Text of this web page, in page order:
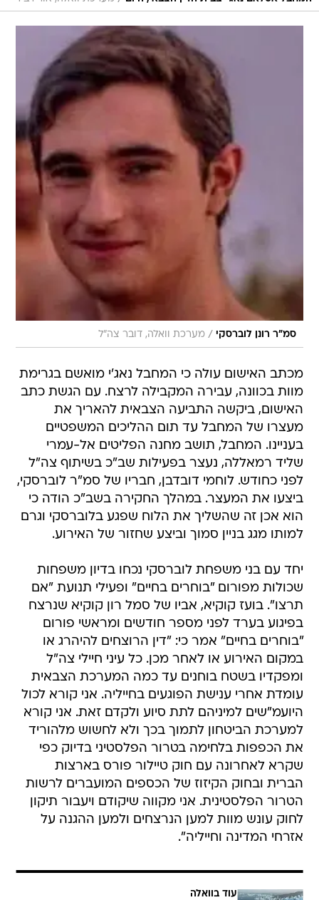
סמ"ר רונן לוברסקי / מערכת וואלה, דובר צה"ל
מכתב האישום עולה כי המחבל נאג'י מואשם בגרימת
מוות בכוונה, עבירה המקבילה לרצח. עם הגשת כתב
האישום, ביקשה התביעה הצבאית להאריך את
מעצרו של המחבל עד תום ההליכים המשפטיים
בעניינו. המחבל, תושב מחנה הפליטים אל-עמרי
שליד רמאללה, נעצר בפעילות שב"כ בשיתוף צה"ל
לפני כחודש. לוחמי דובדבן, חבריו של סמ"ר לוברסקי,
ביצעו את המעצר. במהלך החקירה בשב"כ הודה כי
הוא אכן זה שהשליך את הלוח שפגע בלוברסקי וגרם
למותו מגג בניין סמוך וביצע שחזור של האירוע.
יחד עם בני משפחת לוברסקי נכחו בדיון משפחות
שכולות מפורום "בוחרים בחיים" ופעילי תנועת "אם
תרצו". בועז קוקיא, אביו של סמל רון קוקיא שנרצח
בפיגוע בערד לפני מספר חודשים ומראשי פורום
"בוחרים בחיים" אמר כי: "דין הרוצחים להיהרג או
במקום האירוע או לאחר מכן. כל עיני חיילי צה"ל
ומפקדיו בשטח בוחנים עד כמה המערכת הצבאית
עומדת אחרי ענישת הפוגעים בחייליה. אני קורא לכול
היועמ"שים למיניהם לתת סיוע ולקדם זאת. אני קורא
למערכת הביטחון לתמוך בכך ולא לחשוש מלהוריד
את הכפפות בלחימה בטרור הפלסטיני בדיוק כפי
שקרא לאחרונה עם חוק טיילור פורס בארצות
הברית ובחוק הקיזוז של הכספים המועברים לרשות
הטרור הפלסטינית. אני מקווה שיקודם ויעבור תיקון
לחוק עונש מוות למען הנרצחים ולמען ההגנה על
אזרחי המדינה וחייליה".
עוד בוואלה